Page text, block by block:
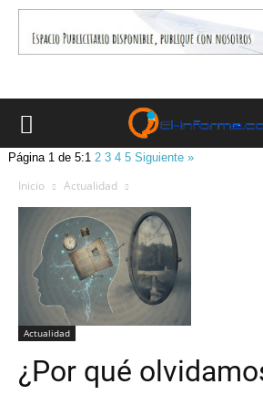
Página 1 de 5:12 3 4 5 Siguiente »
Inicio Actualidad
Actualidad
¿Por qué